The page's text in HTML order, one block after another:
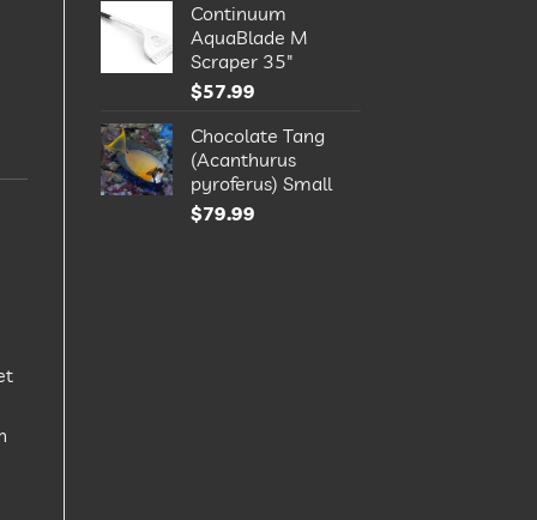
Continuum
AquaBlade M
Scraper 35"
$57.99
Chocolate Tang
(Acanthurus
pyroferus) Small
$79.99